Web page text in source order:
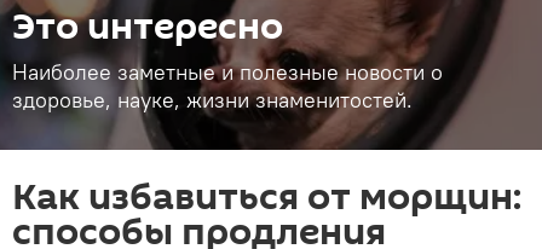
Это интересно
Наиболее заметные и полезные новости о
здоровье, науке, жизни знаменитостей.
Как избавиться от морщин:
способы продления